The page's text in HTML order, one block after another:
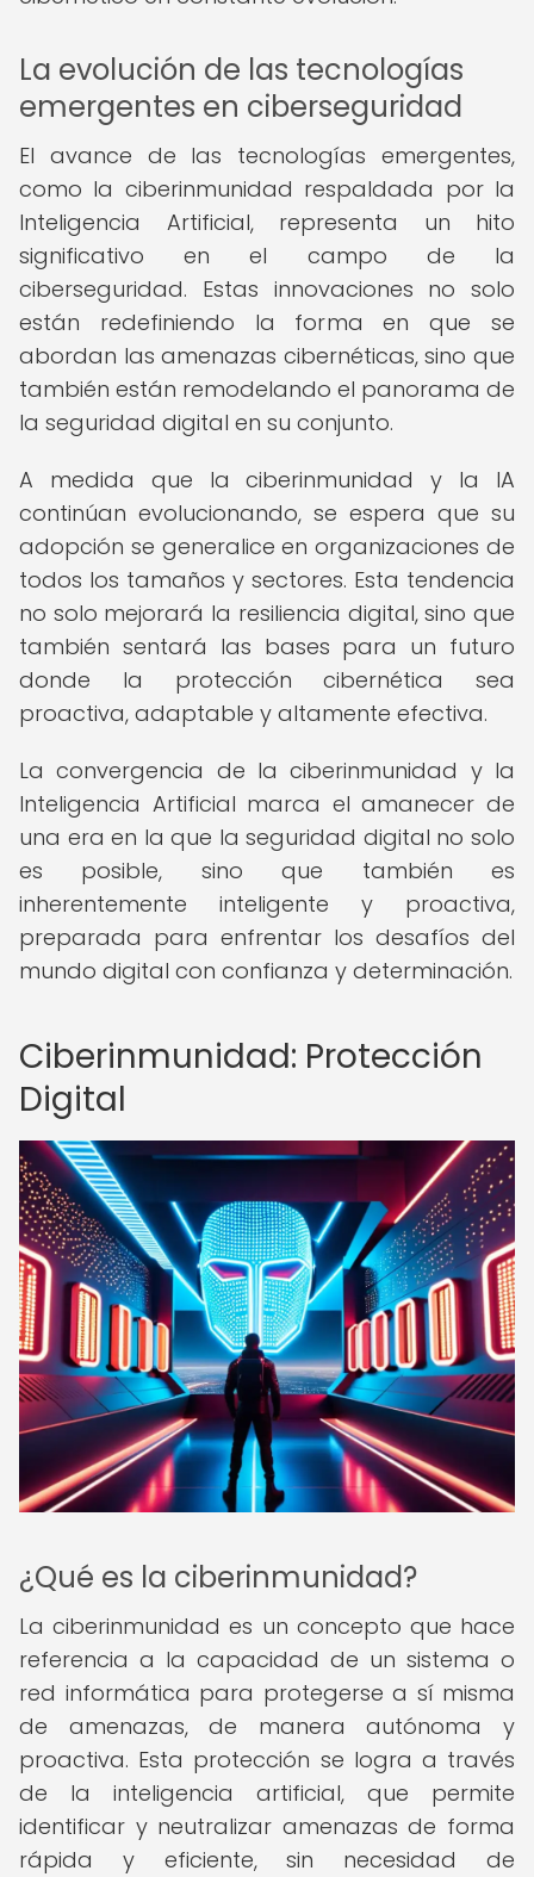
La evolución de las tecnologías
emergentes en ciberseguridad
El avance de las tecnologías emergentes,
como la ciberinmunidad respaldada por la
Inteligencia Artificial, representa un hito
significativo en el campo de la
ciberseguridad. Estas innovaciones no solo
están redefiniendo la forma en que se
abordan las amenazas cibernéticas, sino que
también están remodelando el panorama de
la seguridad digital en su conjunto.
A medida que la ciberinmunidad y la IA
continúan evolucionando, se espera que su
adopción se generalice en organizaciones de
todos los tamaños y sectores. Esta tendencia
no solo mejorará la resiliencia digital, sino que
también sentará las bases para un futuro
donde la protección cibernética sea
proactiva, adaptable y altamente efectiva.
La convergencia de la ciberinmunidad y la
Inteligencia Artificial marca el amanecer de
una era en la que la seguridad digital no solo
es posible, sino que también es
inherentemente inteligente y proactiva,
preparada para enfrentar los desafíos del
mundo digital con confianza y determinación.
Ciberinmunidad: Protección
Digital
¿Qué es la ciberinmunidad?
La ciberinmunidad es un concepto que hace
referencia a la capacidad de un sistema o
red informática para protegerse a sí misma
de amenazas, de manera autónoma y
proactiva. Esta protección se logra a través
de la inteligencia artificial, que permite
identificar y neutralizar amenazas de forma
rápida y eficiente, sin necesidad de